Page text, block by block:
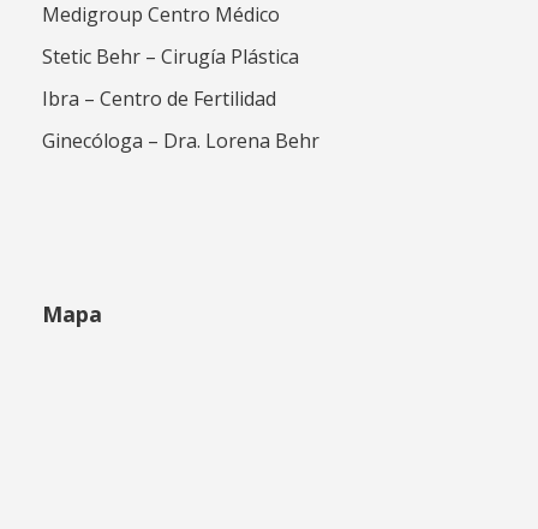
Medigroup Centro Médico
Stetic Behr – Cirugía Plástica
Ibra – Centro de Fertilidad
Ginecóloga – Dra. Lorena Behr
Mapa